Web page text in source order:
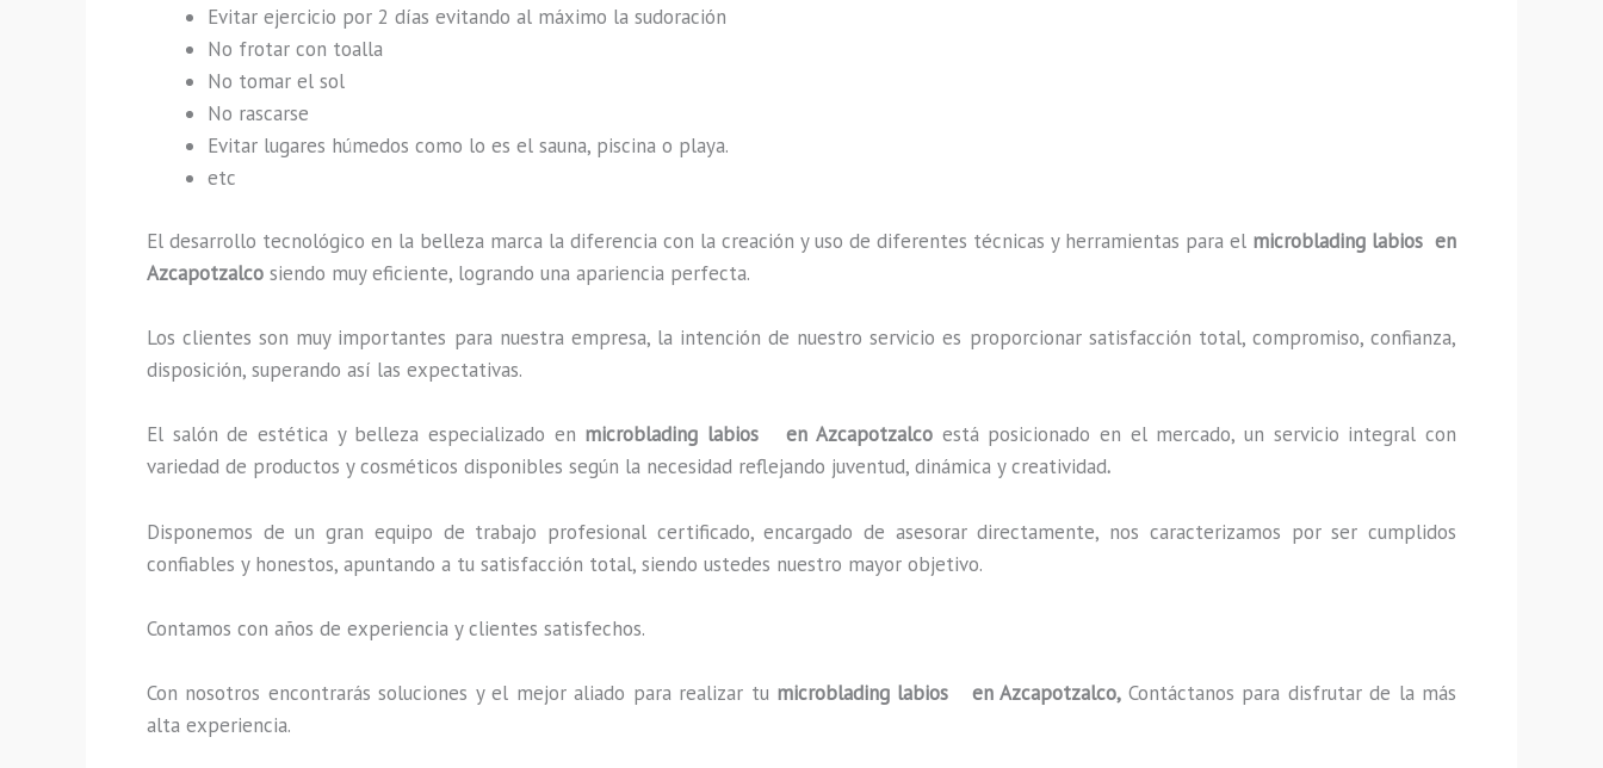
Evitar ejercicio por 2 días evitando al máximo la sudoración
No frotar con toalla
No tomar el sol
No rascarse
Evitar lugares húmedos como lo es el sauna, piscina o playa.
etc
El desarrollo tecnológico en la belleza marca la diferencia con la creación y uso de diferentes técnicas y herramientas para el microblading labios en
Azcapotzalco siendo muy eficiente, logrando una apariencia perfecta.
Los clientes son muy importantes para nuestra empresa, la intención de nuestro servicio es proporcionar satisfacción total, compromiso, confianza,
disposición, superando así las expectativas.
El salón de estética y belleza especializado en microblading labios en Azcapotzalcoestá posicionado en el mercado, un servicio integral con
variedad de productos y cosméticos disponibles según la necesidad reflejando juventud, dinámica y creatividad.
Disponemos de un gran equipo de trabajo profesional certificado, encargado de asesorar directamente, nos caracterizamos por ser cumplidos
confiables y honestos, apuntando a tu satisfacción total, siendo ustedes nuestro mayor objetivo.
Contamos con años de experiencia y clientes satisfechos.
Con nosotros encontrarás soluciones y el mejor aliado para realizar tu microblading labios en Azcapotzalco, Contáctanos para disfrutar de la más
alta experiencia.